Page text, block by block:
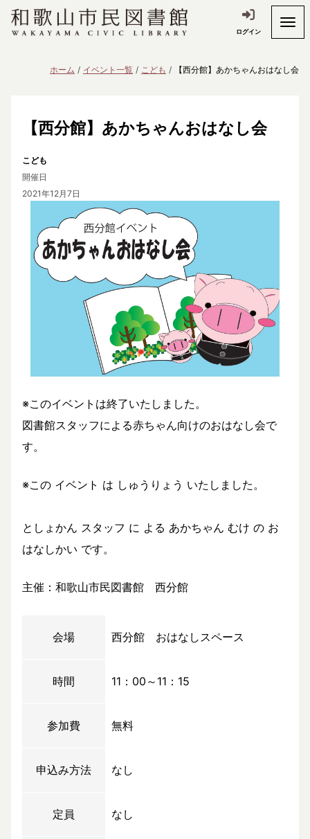
ログイン
ホーム イベント一覧 こども 【西分館】あかちゃんおはなし会
【西分館】あかちゃんおはなし会
こども
開催日
2021年12月7日
※このイベントは終了いたしました。
図書館スタッフによる赤ちゃん向けのおはなし会で
す。
※この イベント は しゅうりょう いたしました。
としょかん スタッフ に よる あかちゃん むけ の お
はなしかい です。
主催：和歌山市民図書館 西分館
会場 西分館 おはなしスペース
時間 11：00～11：15
参加費 無料
申込み方法 なし
定員 なし